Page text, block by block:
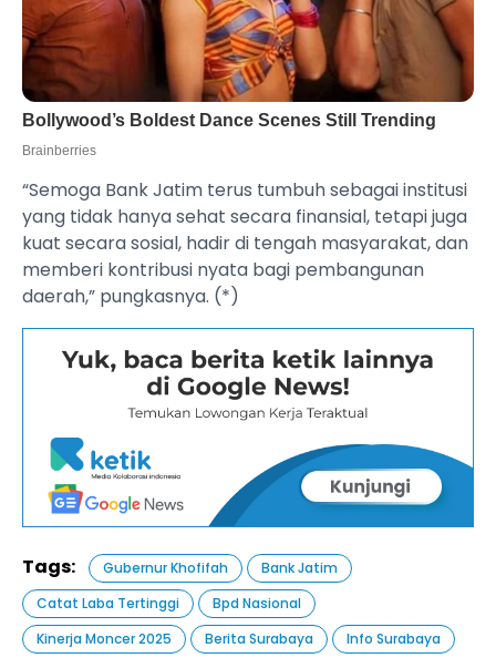
“Semoga Bank Jatim terus tumbuh sebagai institusi
yang tidak hanya sehat secara finansial, tetapi juga
kuat secara sosial, hadir di tengah masyarakat, dan
memberi kontribusi nyata bagi pembangunan
daerah,” pungkasnya. (*)
Tags: Gubernur Khofifah
Bank Jatim
Catat Laba Tertinggi
Bpd Nasional
Kinerja Moncer 2025
Berita Surabaya Info Surabaya